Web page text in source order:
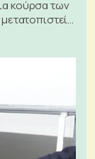
κούρσα των